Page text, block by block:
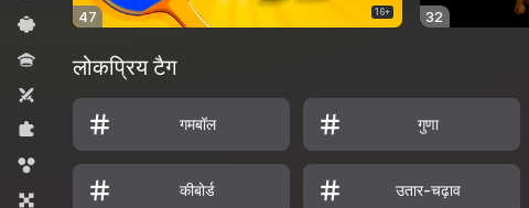
कैज़ुअल
क्विज़
टू प्लेयर्स
बबल शूटर्स
47 16+ 32
लोकप्रिय टैग
गमबॉल गुणा
कीबोर्ड उतार-चढ़ाव